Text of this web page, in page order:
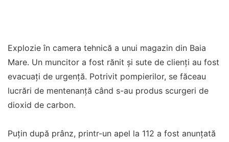
Explozie în camera tehnică a unui magazin din Baia
Mare. Un muncitor a fost rănit și sute de clienți au fost
evacuați de urgență. Potrivit pompierilor, se făceau
lucrări de mentenanță când s-au produs scurgeri de
dioxid de carbon.
Puțin după prânz, printr-un apel la 112 a fost anunțată